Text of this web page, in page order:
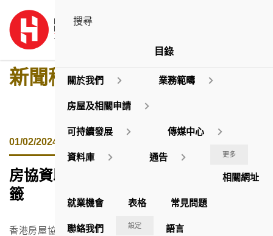
新聞稿
01/02/2024
房協資助出售房屋項目「朗然」完成抽
籤
香港房屋協會 (房協)今天 二月一日
就觀塘安達臣道的資助出
目錄
關於我們 業務範疇
房屋及相關申請
可持續發展 傳媒中心
資料庫 通告 更多
相關網址
就業機會 表格 常見問題
聯絡我們 設定 語言